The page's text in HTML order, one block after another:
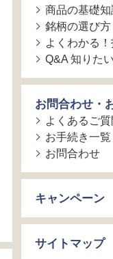
商品の基礎知
銘柄の選び方
よくわかる
Q&A 知りた
お問合わせ・
よくあるご質
お手続き一覧
お問合わせ
キャンペーン
サイトマップ